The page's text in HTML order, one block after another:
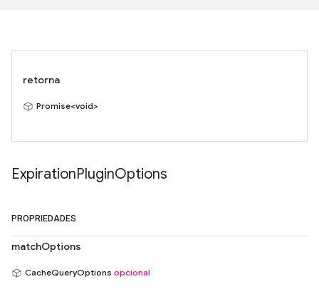
retorna
Promise<void>
ExpirationPluginOptions
PROPRIEDADES
matchOptions
CacheQueryOptions opcional